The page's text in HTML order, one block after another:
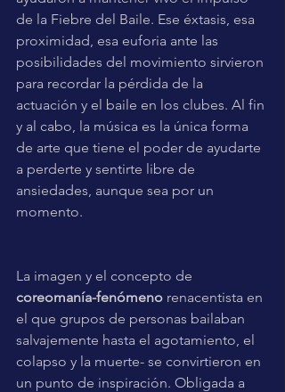
de la Fiebre del Baile. Ese éxtasis, esa
proximidad, esa euforia ante las
posibilidades del movimiento sirvieron
para recordar la pérdida de la
actuación y el baile en los clubes. Al fin
y al cabo, la música es la única forma
de arte que tiene el poder de ayudarte
a perderte y sentirte libre de
ansiedades, aunque sea por un
momento.
La imagen y el concepto de
coreomanía-fenómeno renacentista en
el que grupos de personas bailaban
salvajemente hasta el agotamiento, el
colapso y la muerte- se convirtieron en
un punto de inspiración. Obligada a